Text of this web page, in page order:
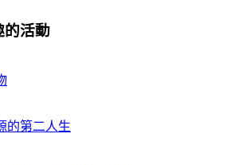
的活動
的第二人生